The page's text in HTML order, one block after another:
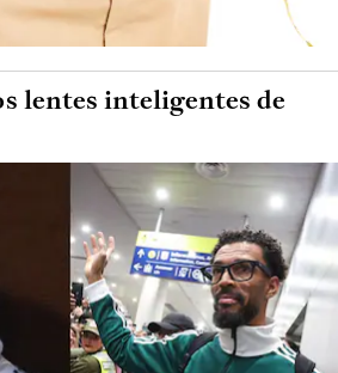
lentes inteligentes de